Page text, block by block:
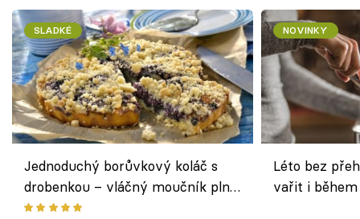
SLADKÉ
Jednoduchý borůvkový koláč s
drobenkou – vláčný moučník plný
ovoce
NOVINKY
Léto bez
vařit i